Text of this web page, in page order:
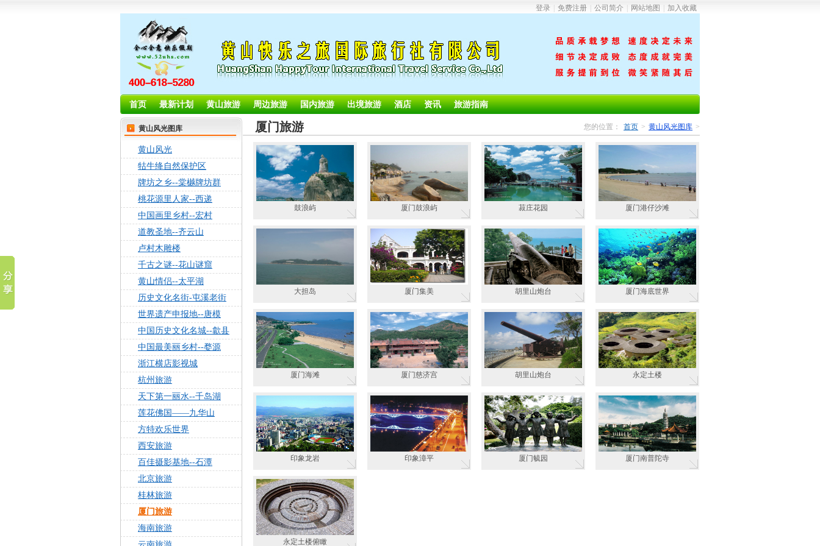
登录 免费注册 公司简介 网站地图 加入收藏
首页 最新计划 黄山旅游 周边旅游 国内旅游 出境旅游 酒店 资讯 旅游指南
黄山风光图库
黄山风光
牯牛绛自然保护区
牌坊之乡--棠樾牌坊群
桃花源里人家--西递
中国画里乡村--宏村
道教圣地--齐云山
卢村木雕楼
千古之谜--花山谜窟
黄山情侣--太平湖
历史文化名街-屯溪老街
世界遗产申报地--唐模
中国历史文化名城--歙县
中国最美丽乡村--婺源
浙江横店影视城
杭州旅游
天下第一丽水--千岛湖
莲花佛国——九华山
方特欢乐世界
西安旅游
百佳摄影基地--石潭
北京旅游
桂林旅游
厦门旅游
海南旅游
厦门旅游 您的位置： 首页 > 黄山风光图库 >
鼓浪屿 厦门鼓浪屿 菽庄花园 厦门港仔沙滩
大担岛 厦门集美 胡里山炮台 厦门海底世界
厦门海滩 厦门慈济宫 胡里山炮台 永定土楼
印象龙岩 印象漳平 厦门毓园 厦门南普陀寺
永定土楼俯瞰